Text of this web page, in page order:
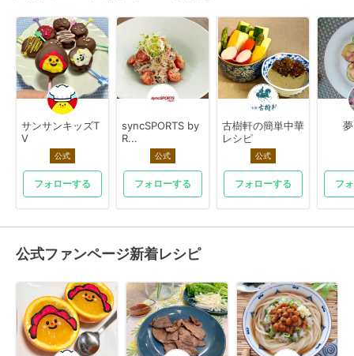
サンサンキッズT
V
公式
フォローする
syncSPORTS by
R...
公式
フォローする
古樹軒の簡単中華
レシピ
公式
フォローする フ
公式ファンページ新着レシピ